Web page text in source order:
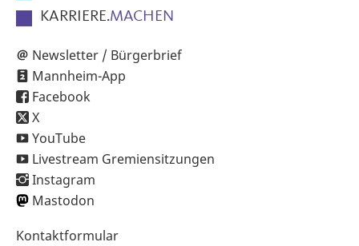
KARRIERE.MACHEN
Newsletter / Bürgerbrief
Mannheim-App
Facebook
X
YouTube
Livestream Gremiensitzungen
Instagram
Mastodon
Sekundärnavigation
Kontaktformular